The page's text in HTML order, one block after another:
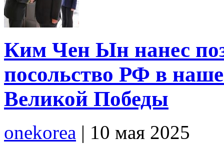
Ким Чен Ын нанес
посольство РФ в
Великой Победы
onekorea | 10 мая 2025